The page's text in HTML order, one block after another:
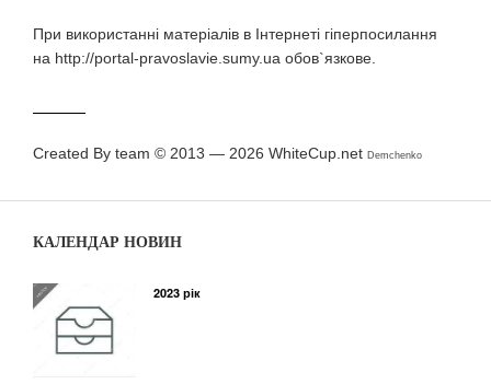
При використаннi матерiалiв в Iнтернетi гiперпосилання
на http://portal-pravoslavie.sumy.ua обов`язкове.
Created By team © 2013 — 2026 WhiteCup.net Demchenko
КАЛЕНДАР НОВИН
2023 рік